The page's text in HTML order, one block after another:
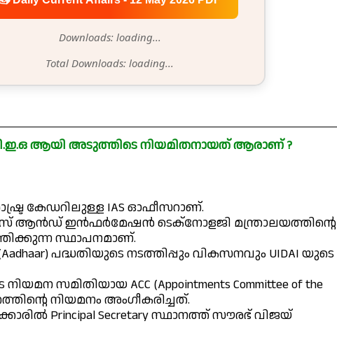
Downloads: loading...
Total Downloads: loading...
ആയി അടുത്തിടെ നിയമിതനായത് ആരാണ് ?
കേഡറിലുള്ള IAS ഓഫീസറാണ്.
ആൻഡ് ഇൻഫർമേഷൻ ടെക്നോളജി മന്ത്രാലയത്തിന്റെ
സ്ഥാപനമാണ്.
പദ്ധതിയുടെ നടത്തിപ്പും വികസനവും UIDAI യുടെ
സമിതിയായ ACC (Appointments Committee of the
നിയമനം അംഗീകരിച്ചത്.
Principal Secretary സ്ഥാനത്ത് സൗരഭ് വിജയ്